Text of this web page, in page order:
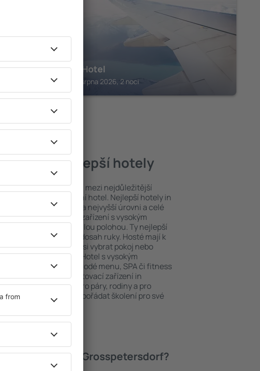
Marcus Hotel
Torony, 14 srpna 2026, 2 noci
– nejlepší hotely
a výhodná poloha patří mezi nejdůležitější
splnit každý exklusivní hotel. Nejlepší hotely in
zárukou obsluhy na nejvyšší úrovni a celé
pro hosty. Ubytovací zařízení s vysokým
pochlubit dokonalou polohou. Ty nejlepší
tak máte na dosah ruky. Hosté mají k
parkování a mohou si vybrat pokoj nebo
svých představ. Hotel s vysokým
mimo jiné i různorodé menu, SPA či fitness
pro děti. Nejlepší ubytovací zařízení in
skvělým řešením pro páry, rodiny a pro
služebně nebo chtějí pořádat školení pro své
nabízí hotely in Grosspetersdorf?